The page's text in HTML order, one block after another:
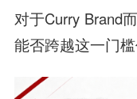
对于Curry Brand
能否跨越这一门槛